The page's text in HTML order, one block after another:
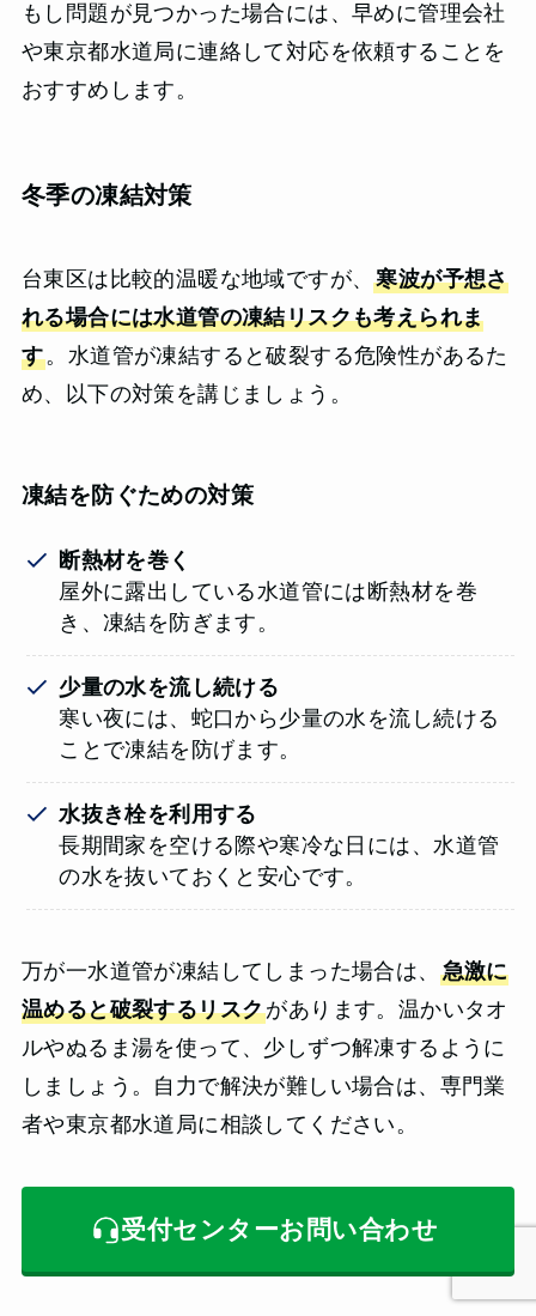
もし問題が見つかった場合には、早めに管理会社
や東京都水道局に連絡して対応を依頼することを
おすすめします。
冬季の凍結対策
台東区は比較的温暖な地域ですが、寒波が予想さ
れる場合には水道管の凍結リスクも考えられま
す。水道管が凍結すると破裂する危険性があるた
め、以下の対策を講じましょう。
凍結を防ぐための対策
断熱材を巻く
屋外に露出している水道管には断熱材を巻
き、凍結を防ぎます。
少量の水を流し続ける
寒い夜には、蛇口から少量の水を流し続ける
ことで凍結を防げます。
水抜き栓を利用する
長期間家を空ける際や寒冷な日には、水道管
の水を抜いておくと安心です。
万が一水道管が凍結してしまった場合は、 急激に
温めると破裂するリスクがあります。温かいタオ
ルやぬるま湯を使って、少しずつ解凍するように
しましょう。自力で解決が難しい場合は、専門業
者や東京都水道局に相談してください。
受付センターお問い合わせ